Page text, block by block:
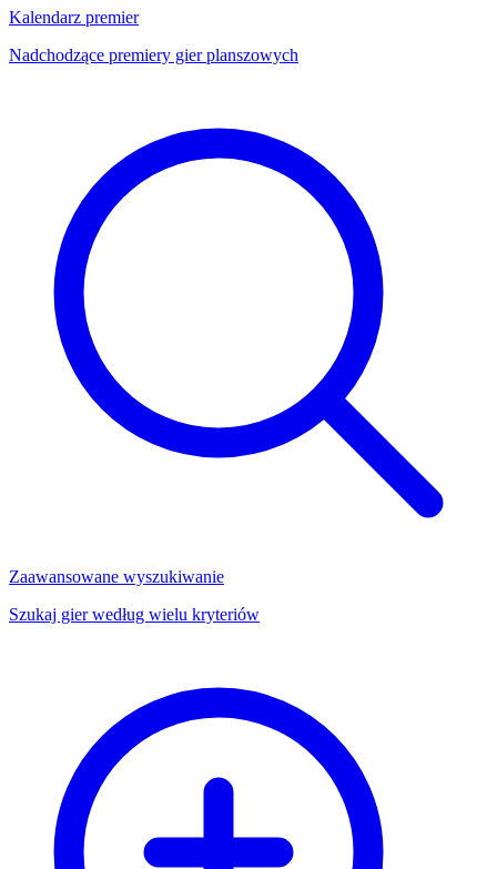
Kalendarz premier
Nadchodzące premiery gier planszowych
Zaawansowane wyszukiwanie
Szukaj gier według wielu kryteriów